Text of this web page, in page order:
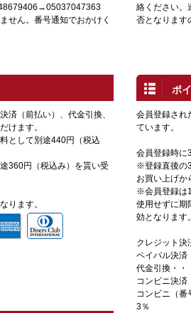
せん。番号通知でおかけく
済（前払い）、代金引換、
けます。
として別途440円（税込
360円（税込み）を貰い受
ります。
絡ください。
否となります
ポ
会員登録され
ています。
会員登録時に
※登録直後の
お買い上げか
※会員登録は
使用せずに期
効となります。
クレジット決
ペイパル決済
代金引換・・
コンビニ決済
コンビニ（番
3％